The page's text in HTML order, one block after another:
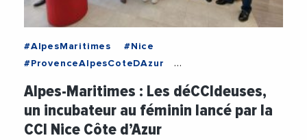
#AlpesMaritimes
#Nice
#ProvenceAlpesCoteDAzur
#Femmes
#JeanPierreSavarino
#SophiaAntipolis
Alpes-Maritimes : Les déCCIdeuses,
un incubateur au féminin lancé par la
CCI Nice Côte d’Azur